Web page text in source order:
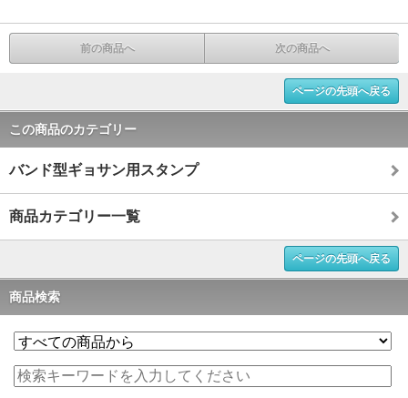
前の商品へ 次の商品へ
ページの先頭へ戻る
この商品のカテゴリー
バンド型ギョサン用スタンプ
商品カテゴリー一覧
ページの先頭へ戻る
商品検索